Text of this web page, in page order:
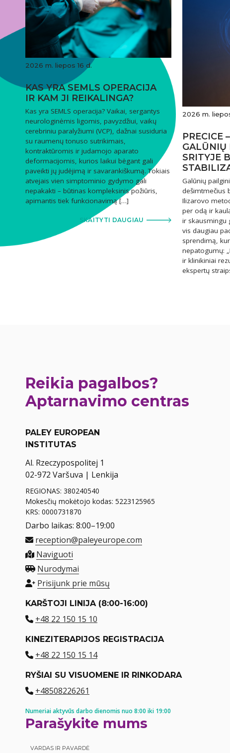
2026 m. liepos 16 d.
KAS YRA SEMLS OPERACIJA
IR KAM JI REIKALINGA?
Kas yra SEMLS operacija? Vaikai, sergantys
neurologinėmis ligomis, pavyzdžiui, vaikų
cerebriniu paralyžiumi (VCP), dažnai susiduria
su raumenų tonuso sutrikimais,
kontraktūromis ir judamojo aparato
deformacijomis, kurios laikui bėgant gali
paveikti jų judėjimą ir savarankiškumą. Tokiais
atvejais vien simptominio gydymo gali
nepakakti – būtinas kompleksinis požiūris,
apimantis tiek funkcionavimą […]
SKAITYTI DAUGIAU
2026 m.
PRECICE
GALŪNIŲ
SRITYJE
Galūnių
dešimtmečius
Ilizarovo
per odą ir
ir skausmingu
vis daugiau
sprendimą,
nepatogumų:
ir klinikiniai
ekspertų
Reikia pagalbos?
Aptarnavimo centras
PALEY EUROPEAN
INSTITUTAS
Al. Rzeczypospolitej 1
02-972 Varšuva | Lenkija
REGIONAS: 380240540
Mokesčių mokėtojo kodas: 5223125965
KRS: 0000731870
Darbo laikas: 8:00–19:00
reception@paleyeurope.com
Naviguoti
Nurodymai
Prisijunk prie mūsų
KARŠTOJI LINIJA (8:00-16:00)
+48 22 150 15 10
KINEZITERAPIJOS REGISTRACIJA
+48 22 150 15 14
RYŠIAI SU VISUOMENE IR RINKODARA
+48508226261
Numeriai aktyvūs darbo dienomis nuo 8:00 iki 19:00
Parašykite mums